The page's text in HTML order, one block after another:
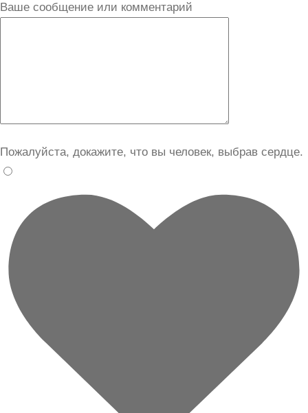
Ваше сообщение или комментарий
Пожалуйста, докажите, что вы человек, выбрав сердце.